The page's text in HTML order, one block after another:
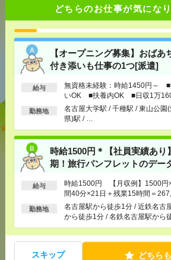
どちらのお仕事が気にな
【オープニング募集】おばあ
付き添いも仕事の1つ[派遣]
給与
無資格未経験：時給1450円～
いOK ■扶養内OK ■日収1万
以上
勤務地
名古屋大学駅 / 千種駅 / 東山公園(
県)駅 / …
時給1500円＊【社員実績あり
期！旅行パンフレットのデー
給与
時給1500円 【月収例】1500円
間40分×21日＋残業15時間＝
円
勤務地
名古屋駅から徒歩1分 / 近鉄名古
から徒歩1分 / 名鉄名古屋駅から
分
スキップ どちら
あなたの閲覧履歴からの
おすすめ
【オープニング募集】おばあちゃん
いも仕事の1つ[派遣]
[給 与]
無資格未経験：時給1450円～ ■週払
OK ■扶養内OK ■日収1万1600円以上
[交通費]交通費全額支給
名古屋大学駅/千種駅/東山公園(愛知
時給1500円＊【社員実績あり】あん
パンフレットのデータ入力[派遣]